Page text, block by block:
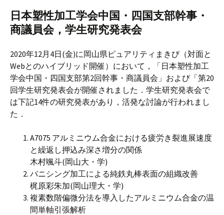
日本塑性加工学会中国・四国支部幹事・
商議員会，学生研究発表会
2020年12月4日(金)に岡山県ピュアリティまきび（対面と
Webとのハイブリッド開催）において，「日本塑性加工
学会中国・四国支部第2回幹事・商議員会」および「第20
回学生研究発表会が開催されました．学生研究発表会で
は下記14件の研究発表があり，活発な討論が行われまし
た．
A7075 アルミニウム合金における疲労き裂進展速度
と繰返し押込み深さ増分の関係
木村颯斗(岡山大・学)
バニシング加工による純鉄丸棒表面の組織改善
梶原彩朱加(岡山理大・学)
複素数階偏微分法を導入したアルミニウム合金の温
間単軸引張解析